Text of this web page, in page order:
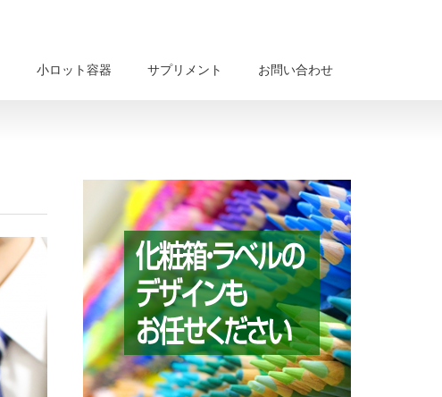
小ロット容器 サプリメント お問い合わせ